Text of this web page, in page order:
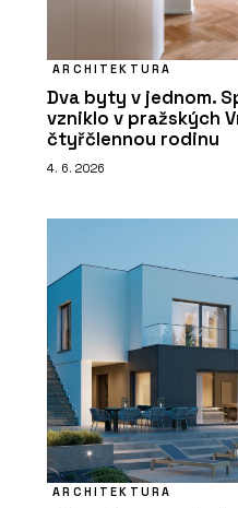
ARCHITEKTURA
Dva byty v jednom.
vzniklo v pražských
čtyřčlennou rodinu
4. 6. 2026
ARCHITEKTURA